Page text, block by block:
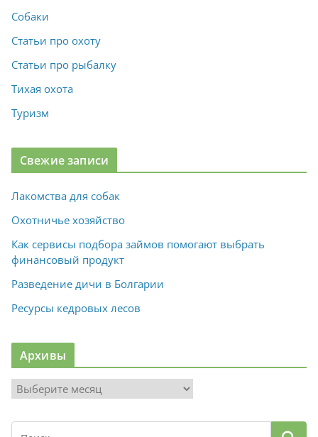
Собаки
Статьи про охоту
Статьи про рыбалку
Тихая охота
Туризм
Свежие записи
Лакомства для собак
Охотничье хозяйство
Как сервисы подбора займов помогают выбрать
финансовый продукт
Разведение дичи в Болгарии
Ресурсы кедровых лесов
Архивы
р
х